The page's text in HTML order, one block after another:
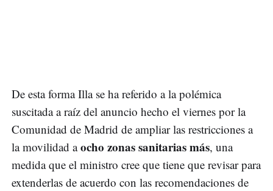
De esta forma Illa se ha referido a la polémica
suscitada a raíz del anuncio hecho el viernes por la
Comunidad de Madrid de ampliar las restricciones a
la movilidad aocho zonas sanitarias más, una
medida que el ministro cree que tiene que revisar para
extenderlas de acuerdo con las recomendaciones de